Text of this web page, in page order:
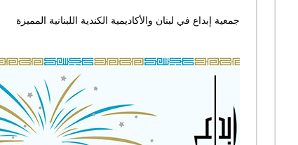
جمعية إبداع في لبنان والأكاديمية الكندية اللبنانية المميزة